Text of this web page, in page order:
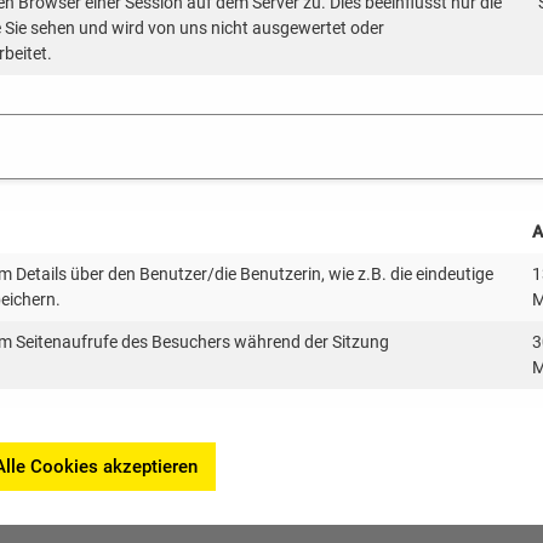
für öffentliche Liegenschaften
Contracting
Energiemanager
Energiemanagement mit Unterstützung von
Merz – Energieberater, Klimaschutz- und
Abschluss
BW
Sie sehen und wird von uns nicht ausgewertet oder
Details über den Benutzer/die Benutzerin, wie z.B. die eindeutige
Seitenaufrufe des Besuchers während der Sitzung
Cookies akzeptieren